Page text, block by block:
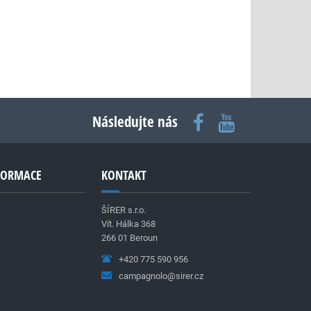
Následujte nás
KONTAKT
ŠÍRER s.r.o.
Vít. Hálka 368
266 01 Beroun
+420 775 590 956
campagnolo@sirer.cz